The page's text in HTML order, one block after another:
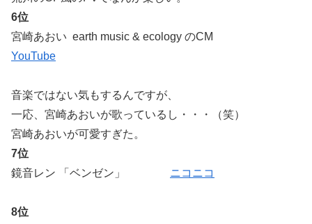
6位
宮崎あおい earth music & ecology のCM
YouTube
音楽ではない気もするんですが、
一応、宮崎あおいが歌っているし・・・（笑）
宮崎あおいが可愛すぎた。
7位
鏡音レン 「ベンゼン」 ニコニコ
8位